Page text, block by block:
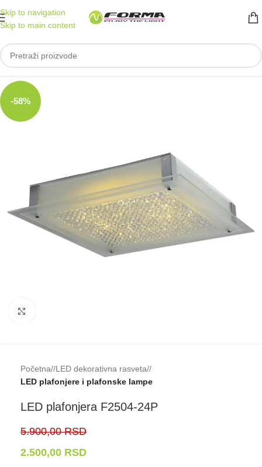
Skip to navigation
Skip to main content
-58%
Početna/ LED dekorativna rasveta/
LED plafonjere i plafonske lampe
LED plafonjera F2504-⁠24P
5.900,00RSD
2.500,00 RSD